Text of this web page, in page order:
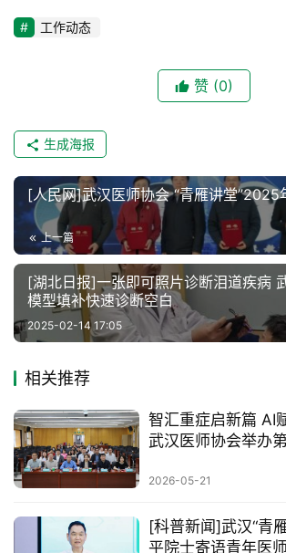
采
普
通
知
公
告
联
系
会
工作动态
赞 (0)
生成海报
[人民网]武汉医师协会 “青雁讲堂”2025
上一篇
[湖北日报]一张即可照片诊断泪道疾病
模型填补快速诊断空白
2025-02-14 17:05
相关推荐
智汇重症启新篇
武汉医师协会举办第
用”学术报告会
2026-05-21
[科普新闻]武汉“青
平院士寄语青年医